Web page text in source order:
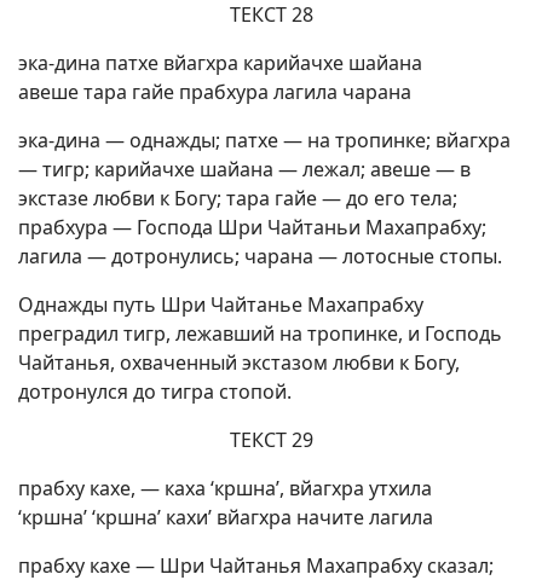
ТЕКСТ 28
эка-дина патхе вйагхра карийачхе шайана
авеше тара гайе прабхура лагила чарана
эка-дина — однажды; патхе — на тропинке; вйагхра
— тигр; карийачхе шайана — лежал; авеше — в
экстазе любви к Богу; тара гайе — до его тела;
прабхура — Господа Шри Чайтаньи Махапрабху;
лагила — дотронулись; чарана — лотосные стопы.
Однажды путь Шри Чайтанье Махапрабху
преградил тигр, лежавший на тропинке, и Господь
Чайтанья, охваченный экстазом любви к Богу,
дотронулся до тигра стопой.
ТЕКСТ 29
прабху кахе, — каха ‘кршна’, вйагхра утхила
‘кршна’ ‘кршна’ кахи’ вйагхра начите лагила
прабху кахе — Шри Чайтанья Махапрабху сказал;